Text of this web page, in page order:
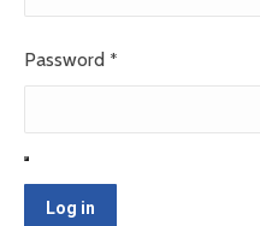
Password *
Log in